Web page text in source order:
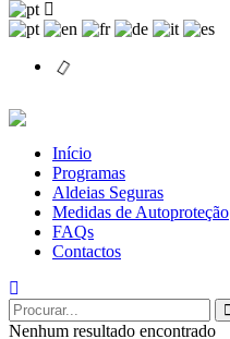
Início
Programas
Aldeias Seguras
Medidas de Autoproteção
FAQs
Contactos
Nenhum resultado encontrado